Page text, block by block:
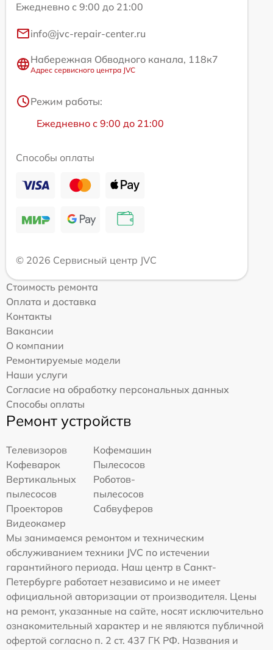
Ежедневно с 9:00 до 21:00
info@jvc-repair-center.ru
Набережная Обводного канала, 118к7
Адрес сервисного центра JVC
Режим работы:
Ежедневно с 9:00 до 21:00
Способы оплаты
© 2026 Сервисный центр JVC
Стоимость ремонта
Оплата и доставка
Контакты
Вакансии
О компании
Ремонтируемые модели
Наши услуги
Согласие на обработку персональных данных
Способы оплаты
Ремонт устройств
Телевизоров
Кофемашин
Кофеварок
Пылесосов
Вертикальных
пылесосов
Роботов-
пылесосов
Проекторов
Сабвуферов
Видеокамер
Мы занимаемся ремонтом и техническим
обслуживанием техники JVC по истечении
гарантийного периода. Наш центр в Санкт-
Петербурге работает независимо и не имеет
официальной авторизации от производителя. Цены
на ремонт, указанные на сайте, носят исключительно
ознакомительный характер и не являются публичной
офертой согласно п. 2 ст. 437 ГК РФ. Названия и